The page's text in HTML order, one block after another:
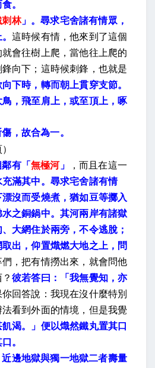
。
刺林」。尋求宅舍諸有情眾，
這時候有情，他來到了這個
會往樹上爬，當他往上爬的
向下；這時候刺鋒，也就是
向下時，轉而朝上貫穿支節。
，飛至肩上，或至頂上，啄
，故合為一。
鄰有「無極河」
，而且在這一
滿其中。尋求宅舍諸有情
沒而受燒煮，猶如豆等擲入
之銅鍋中。其河兩岸有諸獄
大網住於兩旁，不令逃脫；
出，仰置熾燃大地之上，問
，把有情撈出來，就會問他
彼若答曰：「我無覺知，亦
回答說：我現在沒什麼特別
看到外面的情境，但是我覺
飢渴。」便以熾然鐵丸置其口
。
邊地獄與獨一地獄二者壽量